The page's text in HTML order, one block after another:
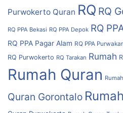
Purwokerto Quran RQ RQ
RQ PPA Bekasi RQ PPA Depok RQ
RQ PPA Pagar Alam RQ PPA
RQ Purwokerto RQ Tarakan Rumah
Rumah Quran
Quran Gorontalo